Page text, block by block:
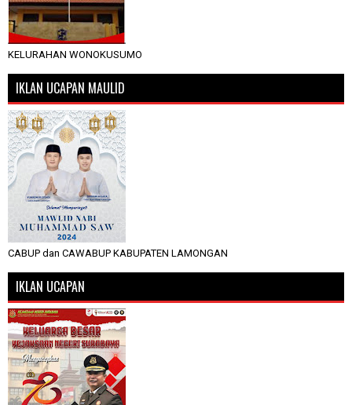
KELURAHAN WONOKUSUMO
IKLAN UCAPAN MAULID
CABUP dan CAWABUP KABUPATEN LAMONGAN
IKLAN UCAPAN